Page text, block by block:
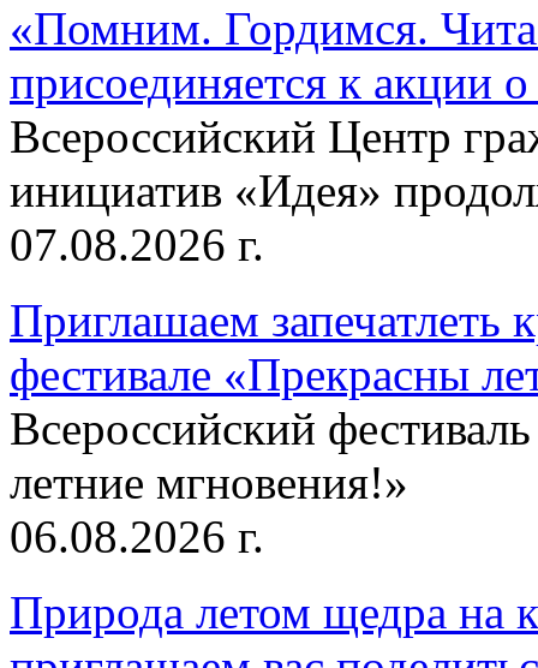
«Помним. Гордимся.
присоединяется к акции
Всероссийский Центр
инициатив «Идея»
07.08.2026 г.
Приглашаем запечатлеть
фестивале «Прекрасны
Всероссийский
летние мгновения!»
06.08.2026 г.
Природа летом щедра на